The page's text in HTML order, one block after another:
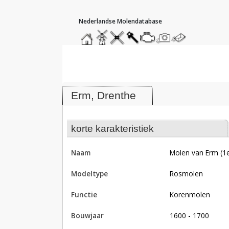
hoofdmenu
homemolendatabase
roedendatabase
assendatabase
motorendatabase
stuur
een
stuur
een
Erm, Drenthe
korte karakteristiek
naam Molen van Erm
modeltype rosmolen
functie korenmolen
bouwjaar 1600 - 1700